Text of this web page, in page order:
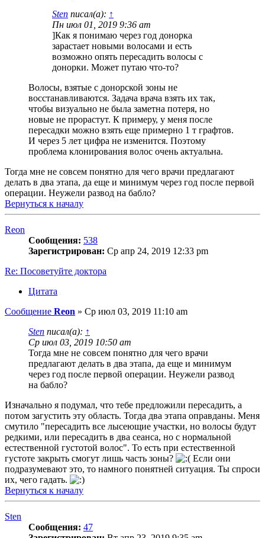
Sten писал(а): ↑
Пн июл 01, 2019 9:36 am
]Как я понимаю через год донорка
зарастает новыми волосами и есть
возможно опять пересадить волосы с
донорки. Может путаю что-то?
Волосы, взятые с донорской зоны не
восстанавливаются. Задача врача взять их так,
чтобы визуально не была заметна потеря, но
новые не прорастут. К примеру, у меня после
пересадки можно взять еще примерно 1 т графтов.
И через 5 лет цифра не изменится. Поэтому
проблема клонирования волос очень актуальна.
Тогда мне не совсем понятно для чего врачи предлагают
делать в два этапа, да еще и минимум через год после первой
операции. Неужели развод на бабло?
Вернуться к началу
Reon
Сообщения: 538
Зарегистрирован: Ср апр 24, 2019 12:33 pm
Re: Посоветуйте доктора
Цитата
Сообщение Reon » Ср июл 03, 2019 11:10 am
Sten писал(а): ↑
Ср июл 03, 2019 10:50 am
Тогда мне не совсем понятно для чего врачи
предлагают делать в два этапа, да еще и минимум
через год после первой операции. Неужели развод
на бабло?
Изначально я подумал, что тебе предложили пересадить, а
потом загустить эту область. Тогда два этапа оправданы. Меня
смутило "пересадить все лысеющие участки, но волосы будут
редкими, или пересадить в два сеанса, но с нормальной
естественной густотой волос". То есть при естественной
густоте закрыть смогут лишь часть зоны?
Если они
подразумевают это, то намного понятней ситуация. Ты спроси
их, чего гадать.
Вернуться к началу
Sten
Сообщения: 47